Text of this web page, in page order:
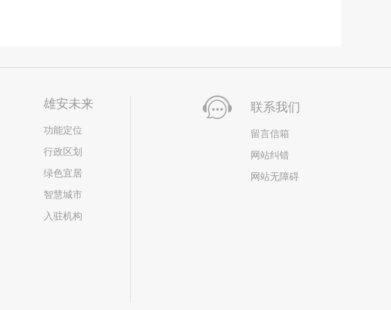
雄安未来
功能定位
行政区划
绿色宜居
智慧城市
入驻机构
联系我们
留言信箱
网站纠错
网站无障碍